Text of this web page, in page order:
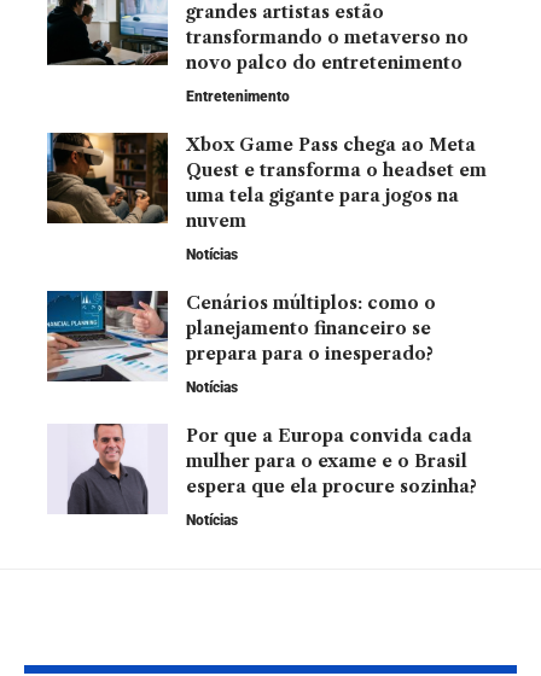
grandes artistas estão
transformando o metaverso no
novo palco do entretenimento
Entretenimento
Xbox Game Pass chega ao Meta
Quest e transforma o headset em
uma tela gigante para jogos na
nuvem
Notícias
Cenários múltiplos: como o
planejamento financeiro se
prepara para o inesperado?
Notícias
Por que a Europa convida cada
mulher para o exame e o Brasil
espera que ela procure sozinha?
Notícias